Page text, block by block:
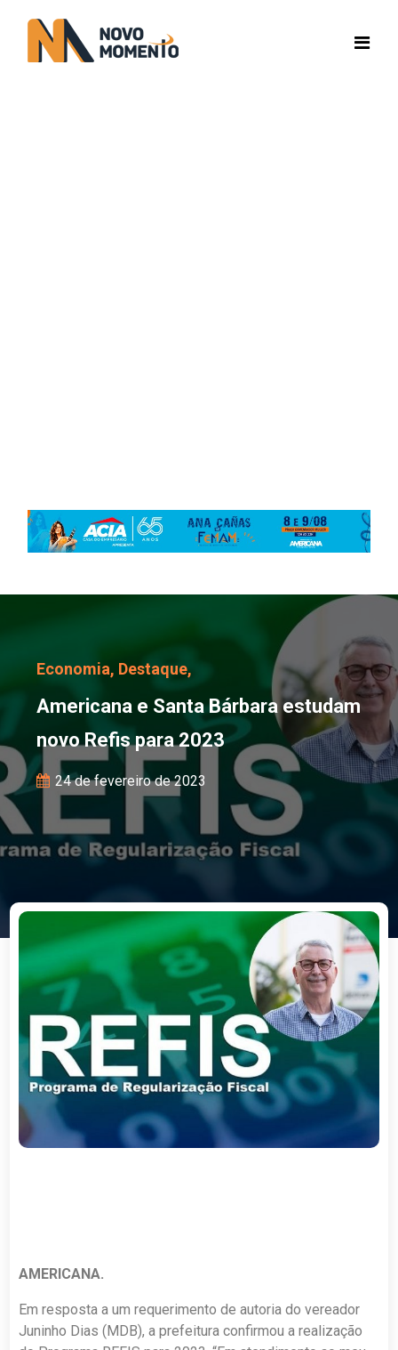
Americana e Santa
Economia, Destaque,
Americana e Santa Bárbara estudam
novo Refis para 2023
24 de fevereiro de 2023
AMERICANA.
Em resposta a um requerimento de autoria do vereador
Juninho Dias (MDB), a prefeitura confirmou a realização